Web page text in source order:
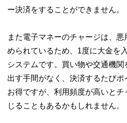
ー決済をすることができません。
また電子マネーのチャージは、
められているため、1度に大金を
システムです。買い物や交通機
出す手間がなく、決済するたび
お得ですが、利用頻度が高いと
じることもあるかもしれません。